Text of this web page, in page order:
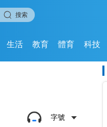
搜索
生活 教育 體育 科技
字號